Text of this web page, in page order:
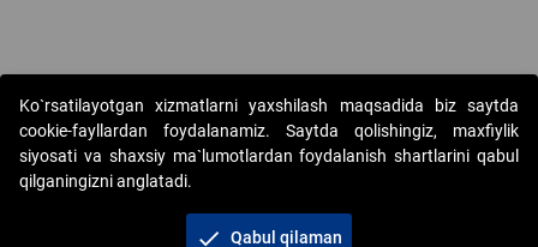
Copyright © 2017-2026. "Elektron onlayn-auksionlarni tashkil etish"
AJ. Barcha huquqlar himoyalangan
Ko`rsatilayotgan xizmatlarni yaxshilash maqsadida biz saytda
cookie-fayllardan foydalanamiz. Saytda qolishingiz, maxfiylik
siyosati va shaxsiy ma`lumotlardan foydalanish shartlarini qabul
qilganingizni anglatadi.
check Qabul qilaman